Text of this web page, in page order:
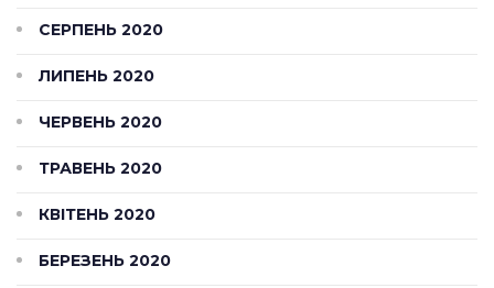
СЕРПЕНЬ 2020
ЛИПЕНЬ 2020
ЧЕРВЕНЬ 2020
ТРАВЕНЬ 2020
КВІТЕНЬ 2020
БЕРЕЗЕНЬ 2020